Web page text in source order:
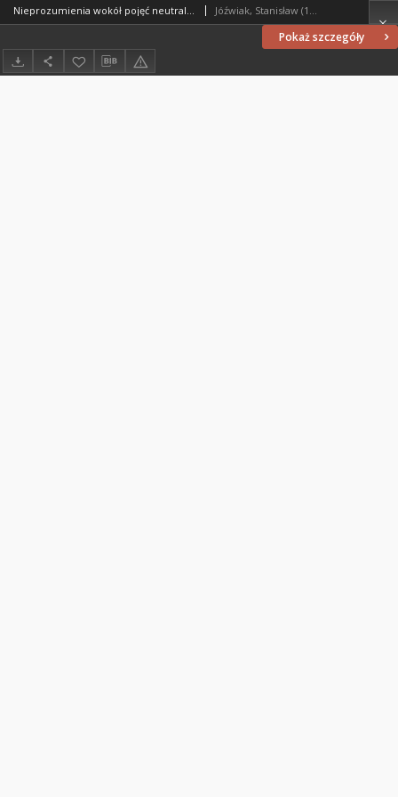
Pokaż szczegóły
Nieprozumienia wokół pojęć neutralności i tolerancji Jóźwiak, Stanisław (1967- )